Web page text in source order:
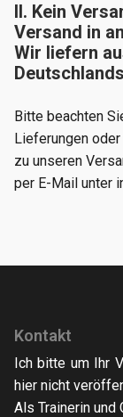
II. Kein
Versand in
Wir liefern
Bitte beachten
Lieferungen
zu unseren
per E-Mail unter
Kontakt
Ich bitte um Ihr
hier nicht
Als Trainerin